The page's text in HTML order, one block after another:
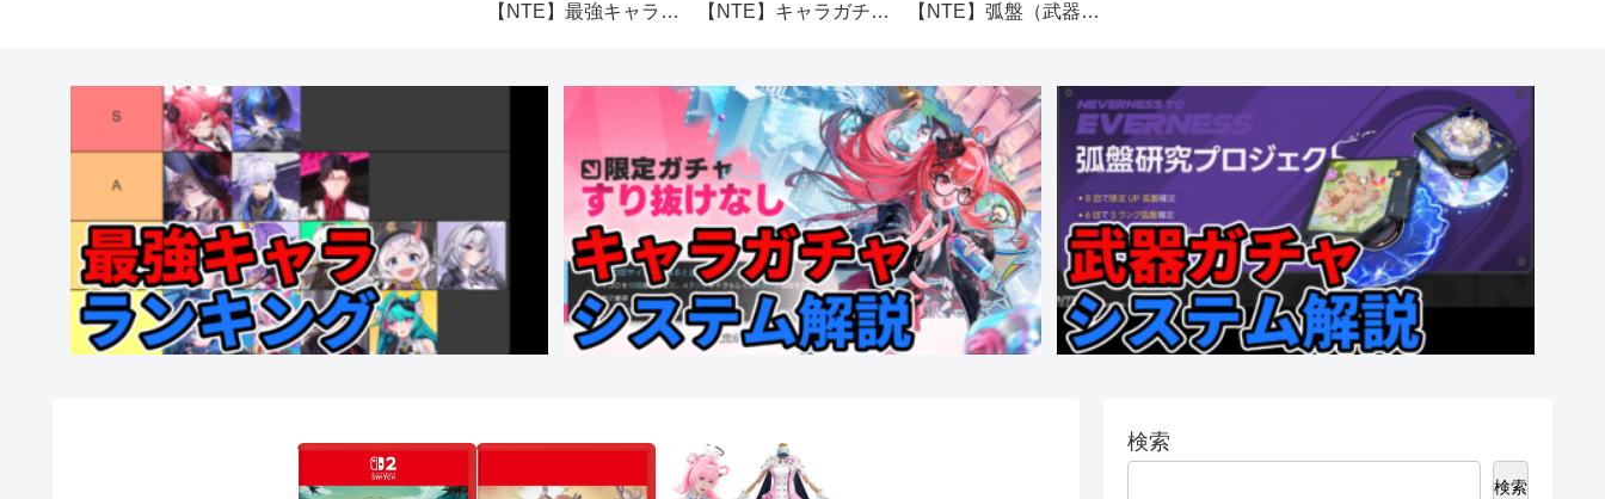
【NTE】最強キャラランキング【性能】 【NTE】キャラガチャ（スカボロー市場）システム解説 【NTE】弧盤（武器）ガチャシステム解説
検索
検索